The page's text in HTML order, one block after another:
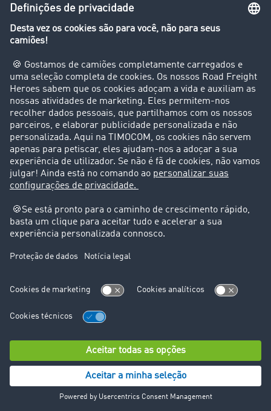
Cobrança internacional
Recursos
Sala de imprensa
Barómetro dos transportes
Dicionário de transporte
Visão geral da Bolsa de Cargas
Empresa
Clientes recomendam clientes
Casos de sucesso